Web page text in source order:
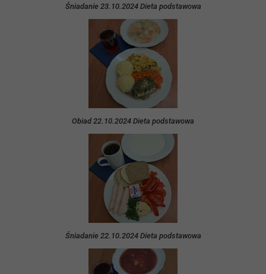
Śniadanie 23.10.2024 Dieta podstawowa
Obiad 22.10.2024 Dieta podstawowa
Śniadanie 22.10.2024 Dieta podstawowa